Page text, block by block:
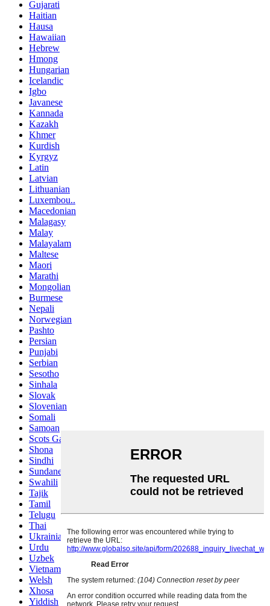
Gujarati
Haitian
Hausa
Hawaiian
Hebrew
Hmong
Hungarian
Icelandic
Igbo
Javanese
Kannada
Kazakh
Khmer
Kurdish
Kyrgyz
Latin
Latvian
Lithuanian
Luxembou..
Macedonian
Malagasy
Malay
Malayalam
Maltese
Maori
Marathi
Mongolian
Burmese
Nepali
Norwegian
Pashto
Persian
Punjabi
Serbian
Sesotho
Sinhala
Slovak
Slovenian
Somali
Samoan
Scots Gaelic
Shona
Sindhi
Sundanese
Swahili
Tajik
Tamil
Telugu
Thai
Ukrainian
Urdu
Uzbek
Vietnamese
Welsh
Xhosa
Yiddish